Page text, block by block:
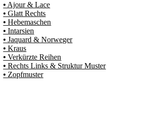
⦁ Ajour & Lace
⦁ Glatt Rechts
⦁ Hebemaschen
⦁ Intarsien
⦁ Jaquard & Norweger
⦁ Kraus
⦁ Verkürzte Reihen
⦁ Rechts Links & Struktur Muster
⦁ Zopfmuster